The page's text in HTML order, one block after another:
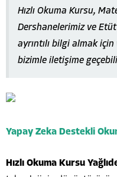
Hızlı Okuma Kursu,
Dershanelerimiz ve
ayrıntılı bilgi almak
bizimle iletişime
Yapay Zeka Destekli
Hızlı Okuma Kursu